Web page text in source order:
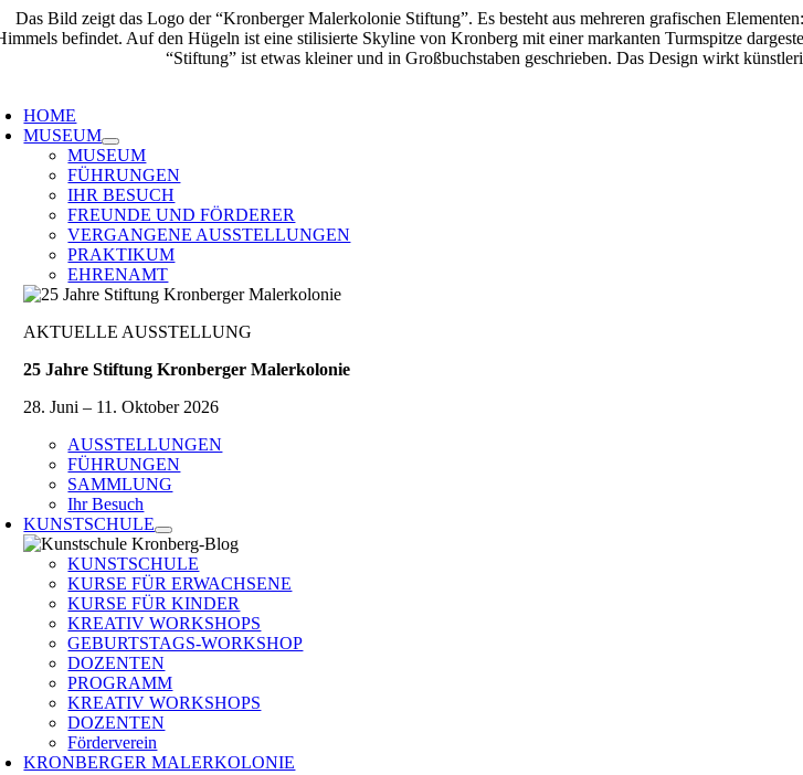
Zum
Inhalt
HOME
MUSEUM
MUSEUM
FÜHRUNGEN
IHR BESUCH
FREUNDE UND FÖRDERER
VERGANGENE AUSSTELLUNGEN
PRAKTIKUM
EHRENAMT
AKTUELLE AUSSTELLUNG
25 Jahre Stiftung Kronberger Malerkolonie
28. Juni – 11. Oktober 2026
AUSSTELLUNGEN
FÜHRUNGEN
SAMMLUNG
Ihr Besuch
KUNSTSCHULE
KUNSTSCHULE
KURSE FÜR ERWACHSENE
KURSE FÜR KINDER
KREATIV WORKSHOPS
GEBURTSTAGS-WORKSHOP
DOZENTEN
PROGRAMM
KREATIV WORKSHOPS
DOZENTEN
Förderverein
KRONBERGER MALERKOLONIE